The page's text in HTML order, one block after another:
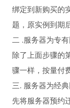
绑定到新购买的
题，原实例到期
二 .服务器为专
除了上面步骤的
骤一样，按量付
三. 服务器为经
先将服务器预约